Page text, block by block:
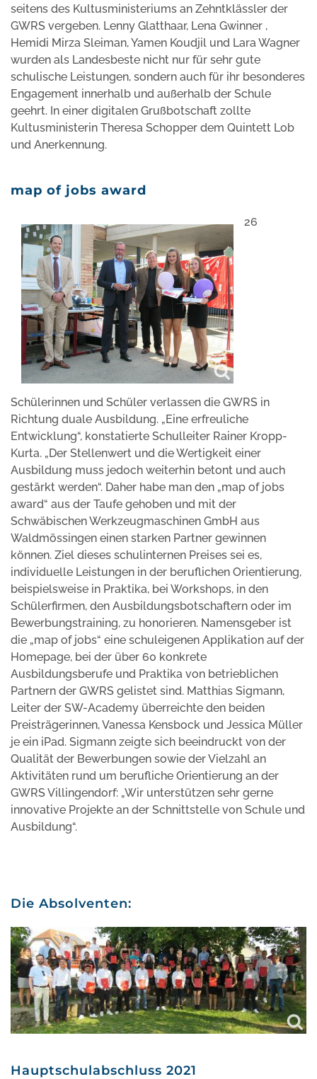
seitens des Kultusministeriums an Zehntklässler der
GWRS vergeben. Lenny Glatthaar, Lena Gwinner ,
Hemidi Mirza Sleiman, Yamen Koudjil und Lara Wagner
wurden als Landesbeste nicht nur für sehr gute
schulische Leistungen, sondern auch für ihr besonderes
Engagement innerhalb und außerhalb der Schule
geehrt. In einer digitalen Grußbotschaft zollte
Kultusministerin Theresa Schopper dem Quintett Lob
und Anerkennung.
map of jobs award
26
Schülerinnen und Schüler verlassen die GWRS in
Richtung duale Ausbildung. „Eine erfreuliche
Entwicklung“, konstatierte Schulleiter Rainer Kropp-
Kurta. „Der Stellenwert und die Wertigkeit einer
Ausbildung muss jedoch weiterhin betont und auch
gestärkt werden“. Daher habe man den „map of jobs
award“ aus der Taufe gehoben und mit der
Schwäbischen Werkzeugmaschinen GmbH aus
Waldmössingen einen starken Partner gewinnen
können. Ziel dieses schulinternen Preises sei es,
individuelle Leistungen in der beruflichen Orientierung,
beispielsweise in Praktika, bei Workshops, in den
Schülerfirmen, den Ausbildungsbotschaftern oder im
Bewerbungstraining, zu honorieren. Namensgeber ist
die „map of jobs“ eine schuleigenen Applikation auf der
Homepage, bei der über 60 konkrete
Ausbildungsberufe und Praktika von betrieblichen
Partnern der GWRS gelistet sind. Matthias Sigmann,
Leiter der SW-Academy überreichte den beiden
Preisträgerinnen, Vanessa Kensbock und Jessica Müller
je ein iPad. Sigmann zeigte sich beeindruckt von der
Qualität der Bewerbungen sowie der Vielzahl an
Aktivitäten rund um berufliche Orientierung an der
GWRS Villingendorf: „Wir unterstützen sehr gerne
innovative Projekte an der Schnittstelle von Schule und
Ausbildung“.
Die Absolventen:
Hauptschulabschluss 2021